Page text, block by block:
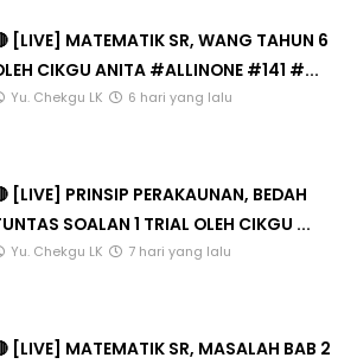
[LIVE] MATEMATIK SR, WANG TAHUN 6
CIKGU ANITA #ALLINONE #141 #...
Yu. Chekgu LK 6 hari yang lalu
[LIVE] PRINSIP PERAKAUNAN, BEDAH
SOALAN 1 TRIAL OLEH CIKGU ...
Yu. Chekgu LK 7 hari yang lalu
[LIVE] MATEMATIK SR, MASALAH BAB 2